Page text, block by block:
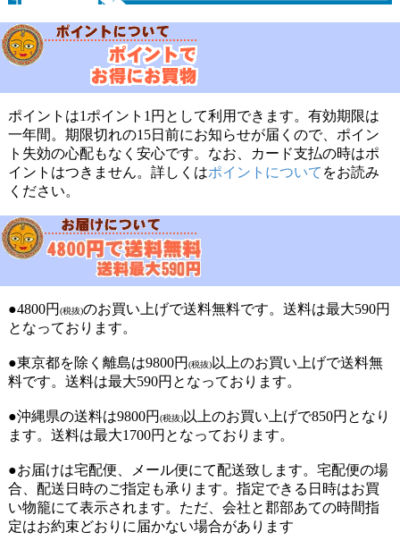
ポイントは1ポイント1円として利用できます。有効期限は
一年間。期限切れの15日前にお知らせが届くので、ポイン
ト失効の心配もなく安心です。なお、カード支払の時はポ
イントはつきません。詳しくはポイントについて をお読み
ください。
●4800円 (税抜)のお買い上げで送料無料です。送料は最大590円
となっております。
●東京都を除く離島は9800円 (税抜)以上のお買い上げで送料無
料です。送料は最大590円となっております。
●沖縄県の送料は9800円 (税抜)以上のお買い上げで850円となり
ます。送料は最大1700円となっております。
●お届けは宅配便、メール便にて配送致します。宅配便の場
合、配送日時のご指定も承ります。指定できる日時はお買
い物籠にて表示されます。ただ、会社と郡部あての時間指
定はお約束どおりに届かない場合があります